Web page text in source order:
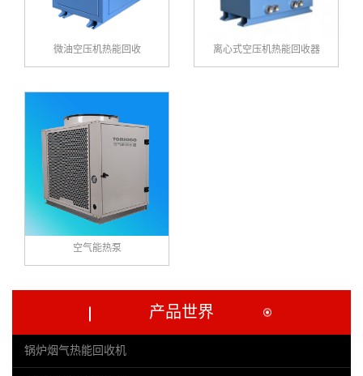
微油空压机热能回收 离心式空压机热能回收器
空气能热泵
产品世界
锅炉烟气热能回收机